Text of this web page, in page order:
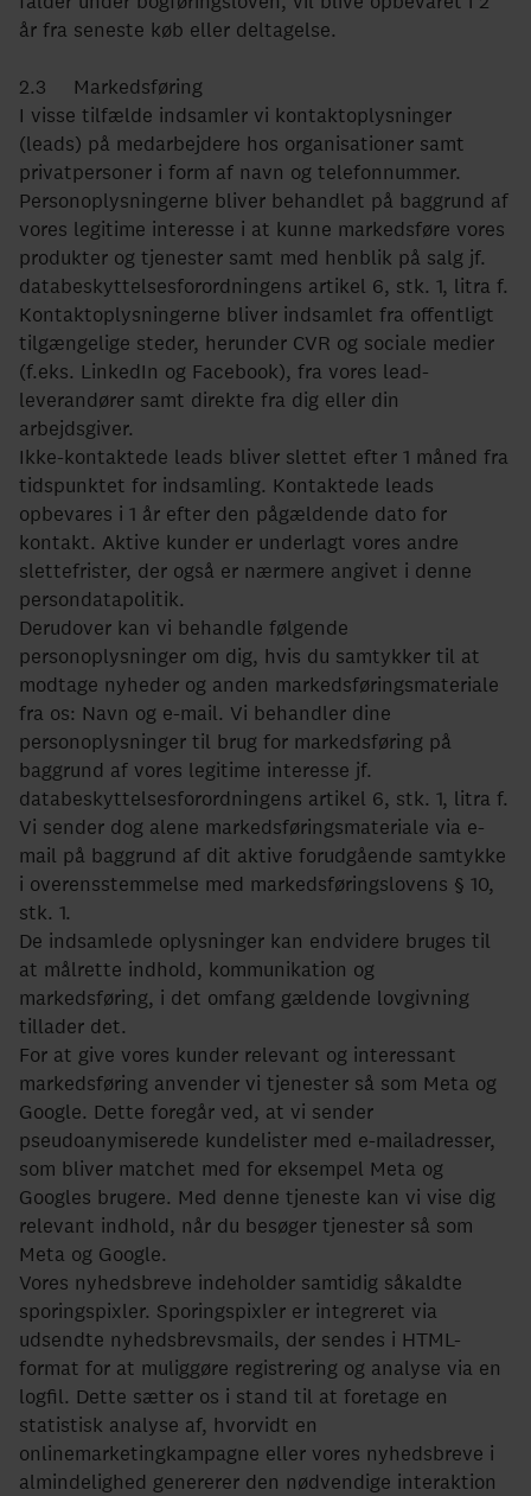
år fra seneste køb eller deltagelse.
2.3 Markedsføring
I visse tilfælde indsamler vi kontaktoplysninger
(leads) på medarbejdere hos organisationer samt
privatpersoner i form af navn og telefonnummer.
Personoplysningerne bliver behandlet på baggrund af
vores legitime interesse i at kunne markedsføre vores
produkter og tjenester samt med henblik på salg jf.
databeskyttelsesforordningens artikel 6, stk. 1, litra f.
Kontaktoplysningerne bliver indsamlet fra offentligt
tilgængelige steder, herunder CVR og sociale medier
(f.eks. LinkedIn og Facebook), fra vores lead-
leverandører samt direkte fra dig eller din
arbejdsgiver.
Ikke-kontaktede leads bliver slettet efter 1 måned fra
tidspunktet for indsamling. Kontaktede leads
opbevares i 1 år efter den pågældende dato for
kontakt. Aktive kunder er underlagt vores andre
slettefrister, der også er nærmere angivet i denne
persondatapolitik.
Derudover kan vi behandle følgende
personoplysninger om dig, hvis du samtykker til at
modtage nyheder og anden markedsføringsmateriale
fra os: Navn og e-mail. Vi behandler dine
personoplysninger til brug for markedsføring på
baggrund af vores legitime interesse jf.
databeskyttelsesforordningens artikel 6, stk. 1, litra f.
Vi sender dog alene markedsføringsmateriale via e-
mail på baggrund af dit aktive forudgående samtykke
i overensstemmelse med markedsføringslovens § 10,
stk. 1.
De indsamlede oplysninger kan endvidere bruges til
at målrette indhold, kommunikation og
markedsføring, i det omfang gældende lovgivning
tillader det.
For at give vores kunder relevant og interessant
markedsføring anvender vi tjenester så som Meta og
Google. Dette foregår ved, at vi sender
pseudoanymiserede kundelister med e-mailadresser,
som bliver matchet med for eksempel Meta og
Googles brugere. Med denne tjeneste kan vi vise dig
relevant indhold, når du besøger tjenester så som
Meta og Google.
Vores nyhedsbreve indeholder samtidig såkaldte
sporingspixler. Sporingspixler er integreret via
udsendte nyhedsbrevsmails, der sendes i HTML-
format for at muliggøre registrering og analyse via en
logfil. Dette sætter os i stand til at foretage en
statistisk analyse af, hvorvidt en
onlinemarketingkampagne eller vores nyhedsbreve i
almindelighed genererer den nødvendige interaktion